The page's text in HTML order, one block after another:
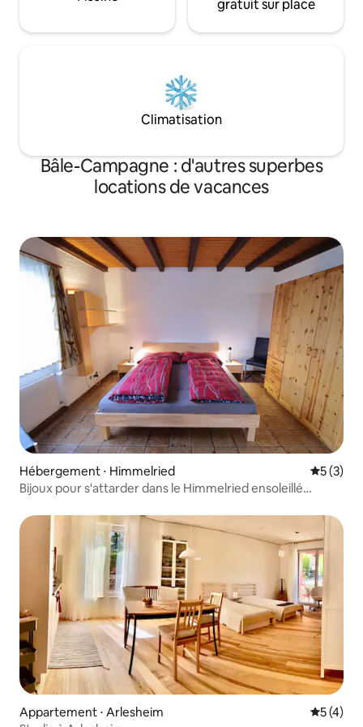
gratuit sur place
Climatisation
Bâle-Campagne : d'autres superbes
locations de vacances
Hébergement ⋅ Himmelried
5 (3)
Bijoux pour s'attarder dans le Himmelried ensoleillé
Appartement ⋅ Arlesheim
5 (4)